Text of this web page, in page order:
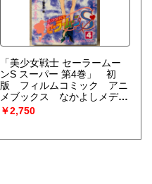
「美少女戦士 セーラームー
ンS スーパー 第4巻」 初
版 フィルムコミック アニ
メブックス なかよしメディ
アブックス39
￥2,750